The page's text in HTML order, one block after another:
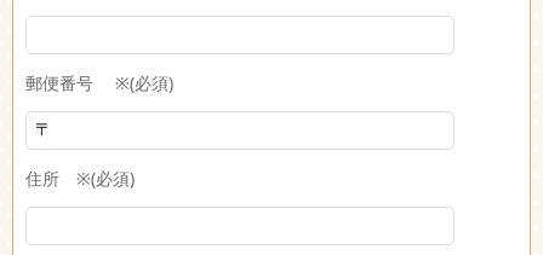
郵便番号 ※(必須)
住所 ※(必須)